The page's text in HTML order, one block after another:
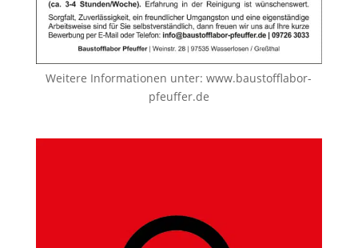
Weitere Informationen unter:www.baustofflabor-
pfeuffer.de